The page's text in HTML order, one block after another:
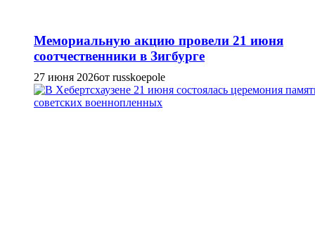
Мемориальную акцию провели 21 июня
соотчественники в Зигбурге
27 июня 2026от russkoepole